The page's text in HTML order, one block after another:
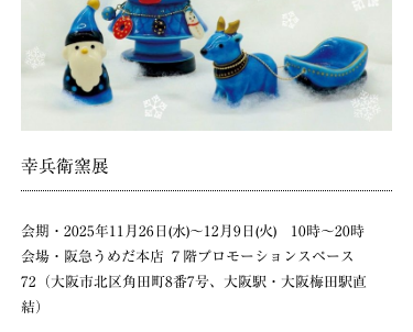
幸兵衛窯展
会期・2025年11月26日(水)〜12月9日(火) 10時〜20時
会場・阪急うめだ本店 ７階プロモーションスペース
72（大阪市北区角田町8番7号、大阪駅・大阪梅田駅直
結）